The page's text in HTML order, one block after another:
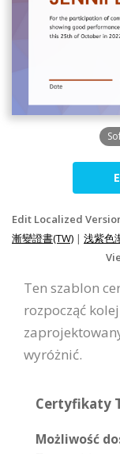
Edit Localized
漸變證書(TW) | 浅紫色
Ten szablon
rozpocząć
wyróżnić.
Certyfikaty
Możliwość